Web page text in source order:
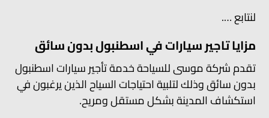
لنتابع ….
مزايا تاجير سيارات في اسطنبول بدون سائق
تقدم شركة موسى للسياحة خدمة تأجير سيارات اسطنبول
بدون سائق وذلك لتلبية احتياجات السياح الذين يرغبون في
استكشاف المدينة بشكل مستقل ومريح.